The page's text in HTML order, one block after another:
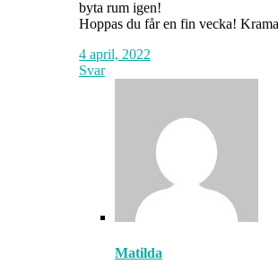
byta rum igen!
Hoppas du får en fin vecka!
4 april, 2022
Svar
Matilda